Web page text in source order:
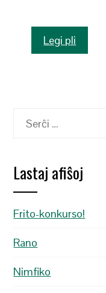
Legi pli
Serĉu:
Lastaj afiŝoj
Frito-konkurso!
Rano
Nimfiko